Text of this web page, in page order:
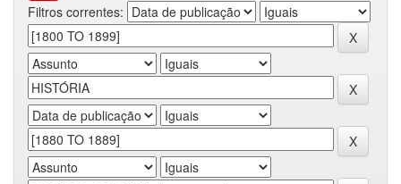
Filtros correntes: